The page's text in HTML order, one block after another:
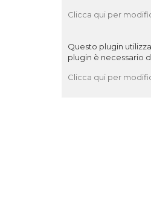
Clicca qui per
Questo plugin
plugin è necessario
Clicca qui per